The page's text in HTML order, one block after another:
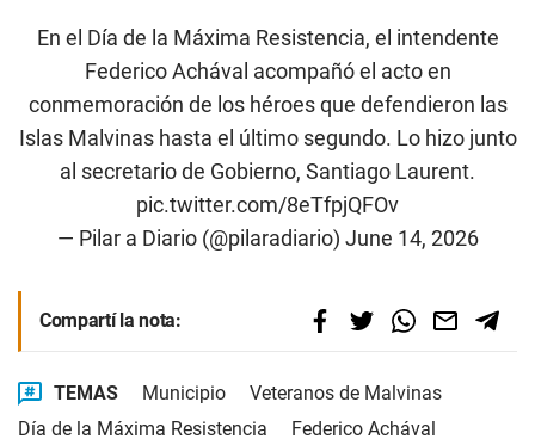
En el Día de la Máxima Resistencia, el intendente
Federico Achával acompañó el acto en
conmemoración de los héroes que defendieron las
Islas Malvinas hasta el último segundo. Lo hizo junto
al secretario de Gobierno, Santiago Laurent.
pic.twitter.com/8eTfpjQFOv
— Pilar a Diario (@pilaradiario) June 14, 2026
Compartí la nota:
TEMAS Municipio
Veteranos de Malvinas
Día de la Máxima Resistencia
Federico Achával